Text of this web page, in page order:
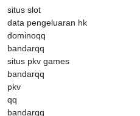
situs slot
data pengeluaran hk
dominoqq
bandarqq
situs pkv games
bandarqq
pkv
qq
bandarqq